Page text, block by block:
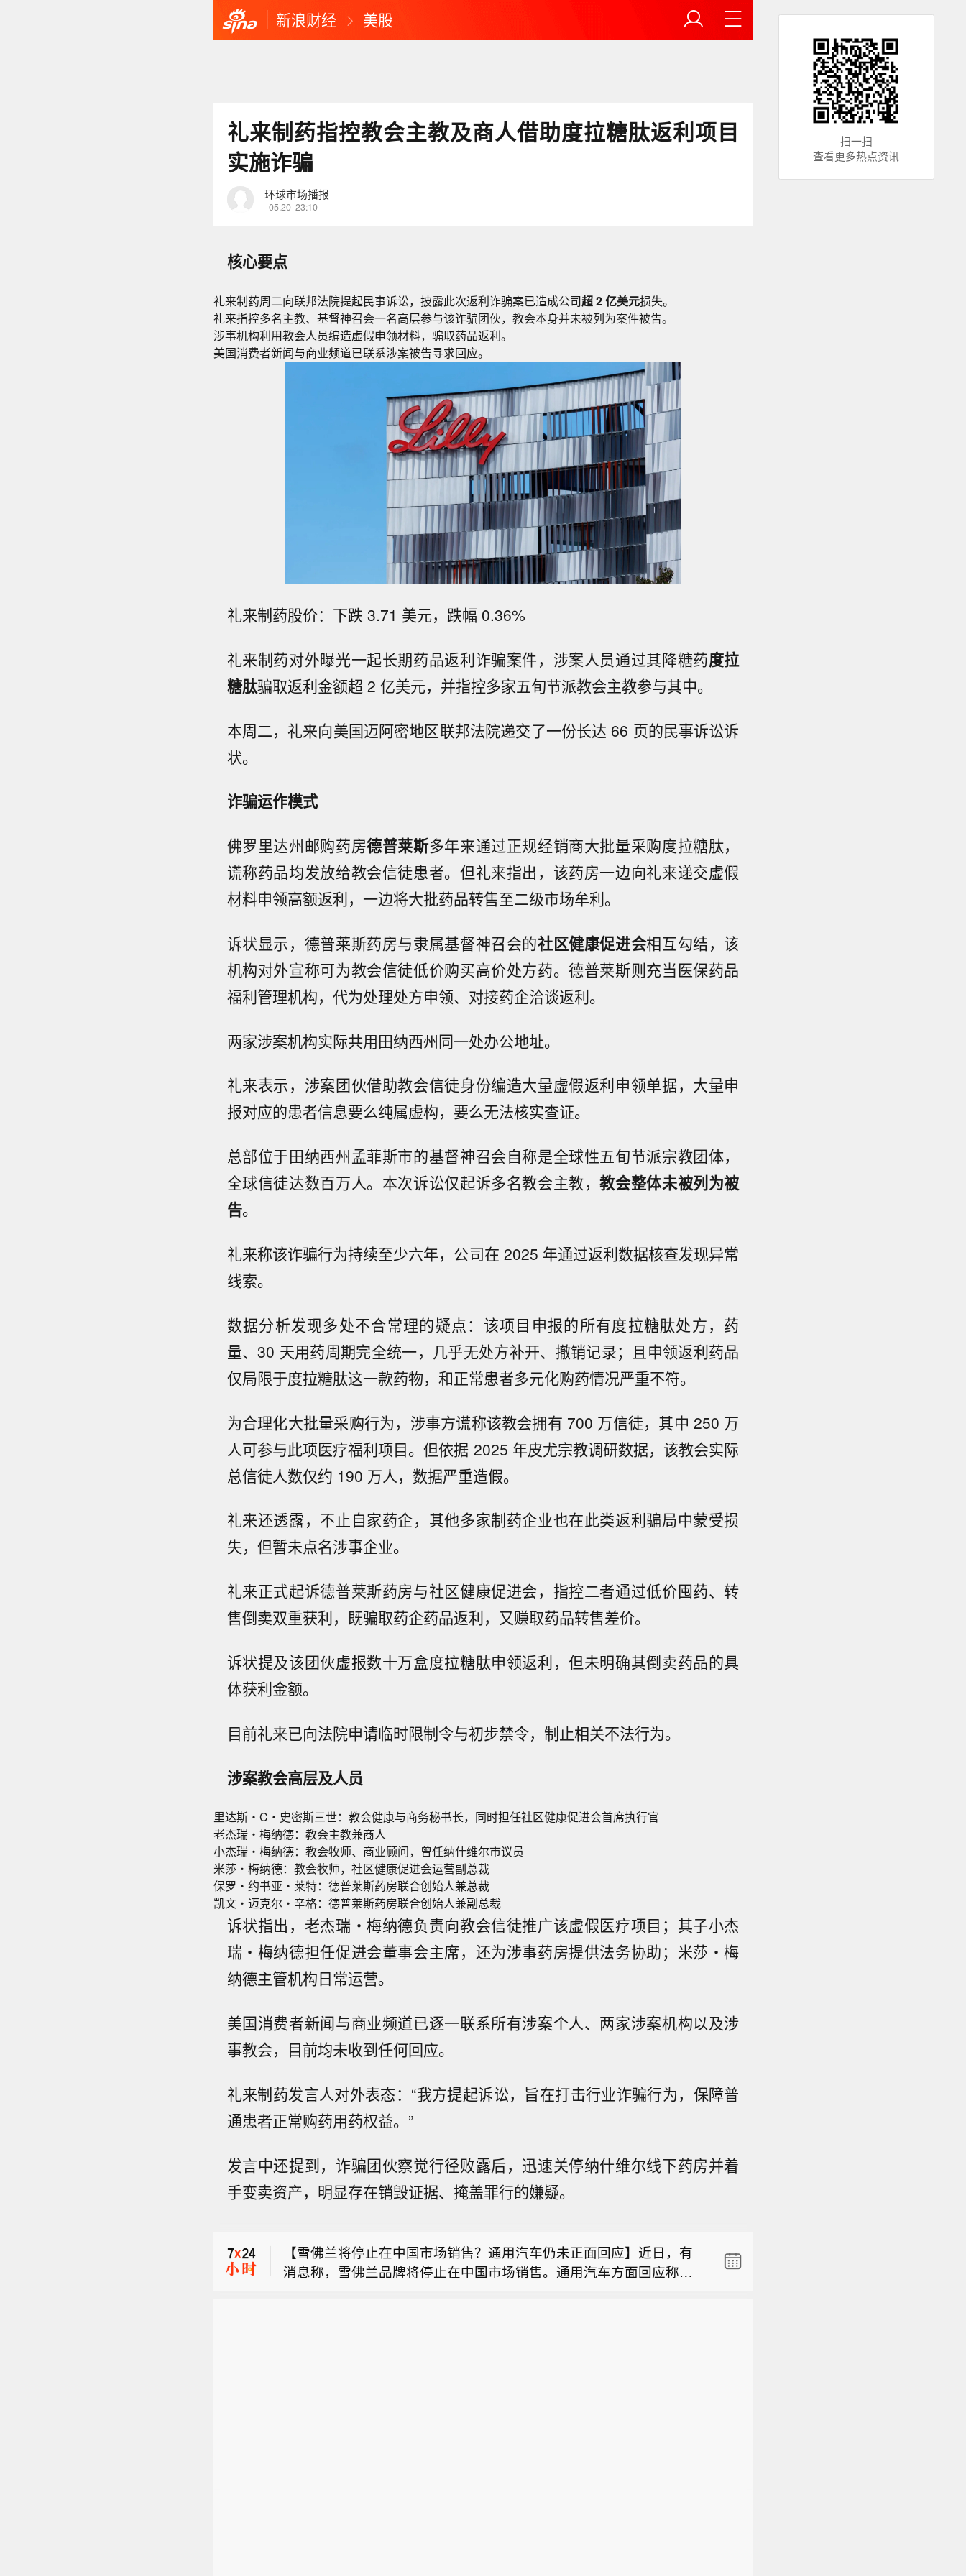
新浪财经 美股
礼来制药指控教会主教及商人借助度拉糖肽返利项目
实施诈骗
环球市场播报
05.20 23:10
核心要点
礼来制药周二向联邦法院提起民事诉讼，披露此次返利诈骗案已造成公司超 2 亿美元损失。
礼来指控多名主教、基督神召会一名高层参与该诈骗团伙，教会本身并未被列为案件被告。
涉事机构利用教会人员编造虚假申领材料，骗取药品返利。
美国消费者新闻与商业频道已联系涉案被告寻求回应。
礼来制药股价：下跌 3.71 美元，跌幅 0.36%
礼来制药对外曝光一起长期药品返利诈骗案件，涉案人员通过其降糖药度拉
糖肽骗取返利金额超 2 亿美元，并指控多家五旬节派教会主教参与其中。
本周二，礼来向美国迈阿密地区联邦法院递交了一份长达 66 页的民事诉讼诉
状。
诈骗运作模式
佛罗里达州邮购药房德普莱斯多年来通过正规经销商大批量采购度拉糖肽，
谎称药品均发放给教会信徒患者。但礼来指出，该药房一边向礼来递交虚假
材料申领高额返利，一边将大批药品转售至二级市场牟利。
诉状显示，德普莱斯药房与隶属基督神召会的社区健康促进会相互勾结，该
机构对外宣称可为教会信徒低价购买高价处方药。德普莱斯则充当医保药品
福利管理机构，代为处理处方申领、对接药企洽谈返利。
两家涉案机构实际共用田纳西州同一处办公地址。
礼来表示，涉案团伙借助教会信徒身份编造大量虚假返利申领单据，大量申
报对应的患者信息要么纯属虚构，要么无法核实查证。
总部位于田纳西州孟菲斯市的基督神召会自称是全球性五旬节派宗教团体，
全球信徒达数百万人。本次诉讼仅起诉多名教会主教，教会整体未被列为被
告。
礼来称该诈骗行为持续至少六年，公司在 2025 年通过返利数据核查发现异常
线索。
数据分析发现多处不合常理的疑点：该项目申报的所有度拉糖肽处方，药
量、30 天用药周期完全统一，几乎无处方补开、撤销记录；且申领返利药品
仅局限于度拉糖肽这一款药物，和正常患者多元化购药情况严重不符。
为合理化大批量采购行为，涉事方谎称该教会拥有 700 万信徒，其中 250 万
人可参与此项医疗福利项目。但依据 2025 年皮尤宗教调研数据，该教会实际
总信徒人数仅约 190 万人，数据严重造假。
礼来还透露，不止自家药企，其他多家制药企业也在此类返利骗局中蒙受损
失，但暂未点名涉事企业。
礼来正式起诉德普莱斯药房与社区健康促进会，指控二者通过低价囤药、转
售倒卖双重获利，既骗取药企药品返利，又赚取药品转售差价。
诉状提及该团伙虚报数十万盒度拉糖肽申领返利，但未明确其倒卖药品的具
体获利金额。
目前礼来已向法院申请临时限制令与初步禁令，制止相关不法行为。
涉案教会高层及人员
里达斯・C・史密斯三世：教会健康与商务秘书长，同时担任社区健康促进会首席执行官
老杰瑞・梅纳德：教会主教兼商人
小杰瑞・梅纳德：教会牧师、商业顾问，曾任纳什维尔市议员
米莎・梅纳德：教会牧师，社区健康促进会运营副总裁
保罗・约书亚・莱特：德普莱斯药房联合创始人兼总裁
凯文・迈克尔・辛格：德普莱斯药房联合创始人兼副总裁
诉状指出，老杰瑞・梅纳德负责向教会信徒推广该虚假医疗项目；其子小杰
瑞・梅纳德担任促进会董事会主席，还为涉事药房提供法务协助；米莎・梅
纳德主管机构日常运营。
美国消费者新闻与商业频道已逐一联系所有涉案个人、两家涉案机构以及涉
事教会，目前均未收到任何回应。
礼来制药发言人对外表态：“我方提起诉讼，旨在打击行业诈骗行为，保障普
通患者正常购药用药权益。”
发言中还提到，诈骗团伙察觉行径败露后，迅速关停纳什维尔线下药房并着
手变卖资产，明显存在销毁证据、掩盖罪行的嫌疑。
【国铁南昌局启动四级应急响应 全力应对台风“白海豚”】为全力应对台
风“白海豚”登陆，国铁南昌局今天（8日）10时起，在管内衢宁铁路、
台风路径，及时对强降雨和可能发生灾害的区段进行预警。计划停运
福州至松溪K8748次、洛阳至福州K32次等旅客列车。已购买停运列车
公司董事会选举韩光华拟任公司总经理，待韩光华完成相关程序后履
职。
【雪佛兰将停止在中国市场销售？通用汽车仍未正面回应】近日，有
消息称，雪佛兰品牌将停止在中国市场销售。通用汽车方面回应称，
扫一扫
查看更多热点资讯